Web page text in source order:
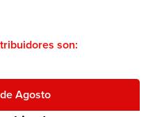
son:
Agosto